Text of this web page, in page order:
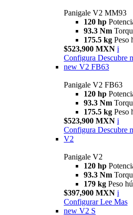
Panigale V2 MM93
120 hp
93.3 Nm
175.5 kg Peso
$523,900 MXN i
Configura Descubre
new V2 FB63
Panigale V2 FB63
120 hp
93.3 Nm
175.5 kg Peso
$523,900 MXN i
Configura Descubre
V2
Panigale V2
120 hp
93.3 Nm
179 kg Peso
$397,900 MXN i
Configurar Lee Mas
new V2 S